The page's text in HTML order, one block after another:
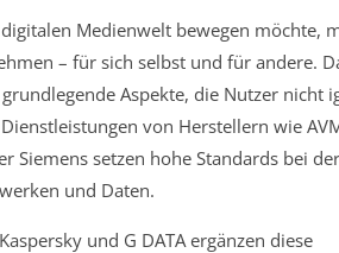
Medienwelt bewegen möchte,
– für sich selbst und für andere.
Aspekte, die Nutzer nicht
von Herstellern wie
Siemens setzen hohe Standards bei der
und Daten.
und G DATA ergänzen diese